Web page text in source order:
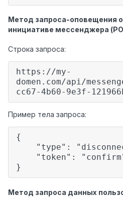
Метод запроса-оповещения
инициативе мессенджера
Строка запроса:
https://my-
domen.com/api/
cc67-4b60-9e3f-
Пример тела запроса:
{
"type":
"token":
}
Метод запроса данных